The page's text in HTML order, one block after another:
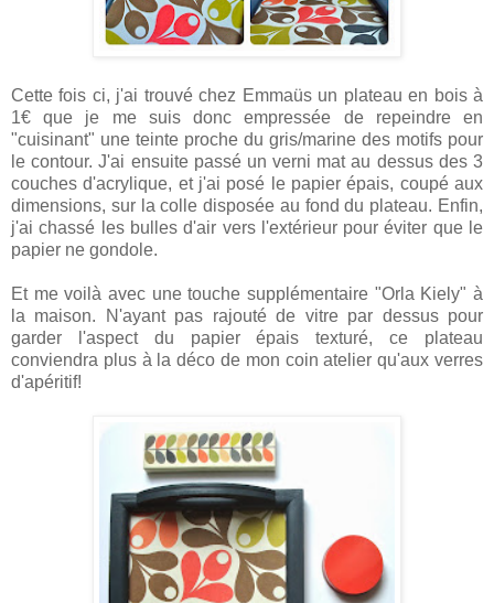
Cette fois ci, j'ai trouvé chez Emmaüs un plateau en bois à
1€ que je me suis donc empressée de repeindre en
"cuisinant" une teinte proche du gris/marine des motifs pour
le contour. J'ai ensuite passé un verni mat au dessus des 3
couches d'acrylique, et j'ai posé le papier épais, coupé aux
dimensions, sur la colle disposée au fond du plateau. Enfin,
j'ai chassé les bulles d'air vers l'extérieur pour éviter que le
papier ne gondole.
Et me voilà avec une touche supplémentaire "Orla Kiely" à
la maison. N'ayant pas rajouté de vitre par dessus pour
garder l'aspect du papier épais texturé, ce plateau
conviendra plus à la déco de mon coin atelier qu'aux verres
d'apéritif!